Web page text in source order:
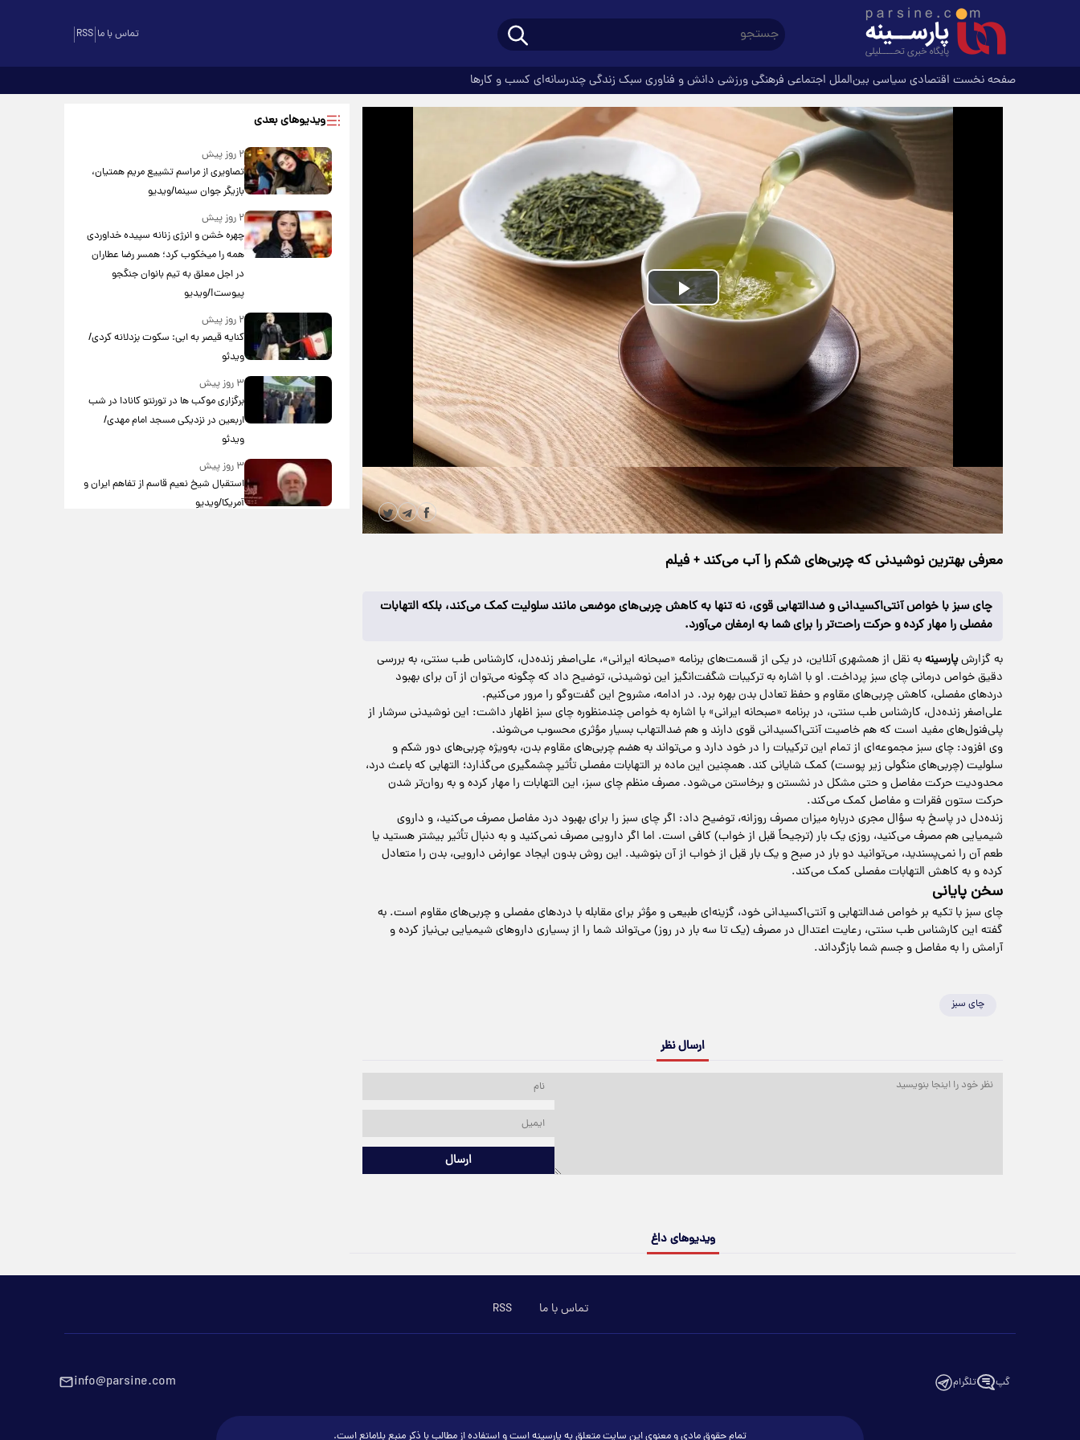
RSS تماس با ما
صفحه نخست اقتصادی سیاسی بین‌الملل اجتماعی فرهنگیورزشی دانش و فناوری سبک زندگیچندرسانه‌ای کسب و کارها
Play
Video
حجم ویدیو: 10.32M |مدت زمان ویدیو: 00:02:08
خانه>سبک زندگی ۰۳ تیر ۱۴۰۵ دانلود
معرفی بهترین نوشیدنی که چربی‌های شکم را آب می‌کند + فیلم
چای سبز با خواص آنتی‌اکسیدانی و ضدالتهابی قوی، نه تنها به کاهش چربی‌های موضعی مانند سلولیت کمک می‌کند، بلکه التهابات
مفصلی را مهار کرده و حرکت راحت‌تر را برای شما به ارمغان می‌آورد.
به گزارشپارسینهبه نقل از همشهری آنلاین، در یکی از قسمت‌های برنامه «صبحانه ایرانی»، علی‌اصغر زنده‌دل، کارشناس طب سنتی، به بررسی
دقیق خواص درمانی چای سبز پرداخت. او با اشاره به ترکیبات شگفت‌انگیز این نوشیدنی، توضیح داد که چگونه می‌توان از آن برای بهبود
دردهای مفصلی، کاهش چربی‌های مقاوم و حفظ تعادل بدن بهره برد. در ادامه، مشروح این گفت‌وگو را مرور می‌کنیم.
علی‌اصغر زنده‌دل، کارشناس طب سنتی، در برنامه «صبحانه ایرانی» با اشاره به خواص چندمنظوره چای سبز اظهار داشت: این نوشیدنی سرشار از
پلی‌فنول‌های مفید است که هم خاصیت آنتی‌اکسیدانی قوی دارند و هم ضدالتهاب بسیار مؤثری محسوب می‌شوند.
وی افزود: چای سبز مجموعه‌ای از تمام این ترکیبات را در خود دارد و می‌تواند به هضم چربی‌های مقاوم بدن، به‌ویژه چربی‌های دور شکم و
سلولیت (چربی‌های منگولی زیر پوست) کمک شایانی کند. همچنین این ماده بر التهابات مفصلی تأثیر چشمگیری می‌گذارد؛ التهابی که باعث درد،
محدودیت حرکت مفاصل و حتی مشکل در نشستن و برخاستن می‌شود. مصرف منظم چای سبز، این التهابات را مهار کرده و به روان‌تر شدن
حرکت ستون فقرات و مفاصل کمک می‌کند.
زنده‌دل در پاسخ به سؤال مجری درباره میزان مصرف روزانه، توضیح داد: اگر چای سبز را برای بهبود درد مفاصل مصرف می‌کنید، و داروی
شیمیایی هم مصرف می‌کنید، روزی یک بار (ترجیحاً قبل از خواب) کافی است. اما اگر دارویی مصرف نمی‌کنید و به دنبال تأثیر بیشتر هستید یا
طعم آن را نمی‌پسندید، می‌توانید دو بار در صبح و یک بار قبل از خواب از آن بنوشید. این روش بدون ایجاد عوارض دارویی، بدن را متعادل
کرده و به کاهش التهابات مفصلی کمک می‌کند.
سخن پایانی
چای سبز با تکیه بر خواص ضدالتهابی و آنتی‌اکسیدانی خود، گزینه‌ای طبیعی و مؤثر برای مقابله با دردهای مفصلی و چربی‌های مقاوم است. به
گفته این کارشناس طب سنتی، رعایت اعتدال در مصرف (یک تا سه بار در روز) می‌تواند شما را از بسیاری داروهای شیمیایی بی‌نیاز کرده و
آرامش را به مفاصل و جسم شما بازگرداند.
چای سبز
ارسال نظر
ارسال
ویدیوهای داغ
ویدیوهای بعدی
۲ روز پیش
تصاویری از مراسم تشییع مریم همتیان،
بازیگر جوان سینما/ویدیو
۲ روز پیش
چهره خشن و انرژی زنانه سپیده خداوردی
همه را میخکوب کرد؛ همسر رضا عطاران
در اجل معلق به تیم بانوان جنگجو
پیوست!/ویدیو
۲ روز پیش
کنایه قیصر به ابی: سکوت بزدلانه کردی/
ویدئو
۳ روز پیش
برگزاری موکب ها در تورنتو کانادا در شب
اربعین در نزدیکی مسجد امام مهدی/
ویدئو
۳ روز پیش
استقبال شیخ نعیم قاسم از تفاهم ایران و
آمریکا/ویدیو
تماس با ما RSS
گپ تلگرام info@parsine.com
تمام حقوق مادی و معنوی این سایت متعلق به پارسینه است و استفاده از مطالب با ذکر منبع بلامانع است.